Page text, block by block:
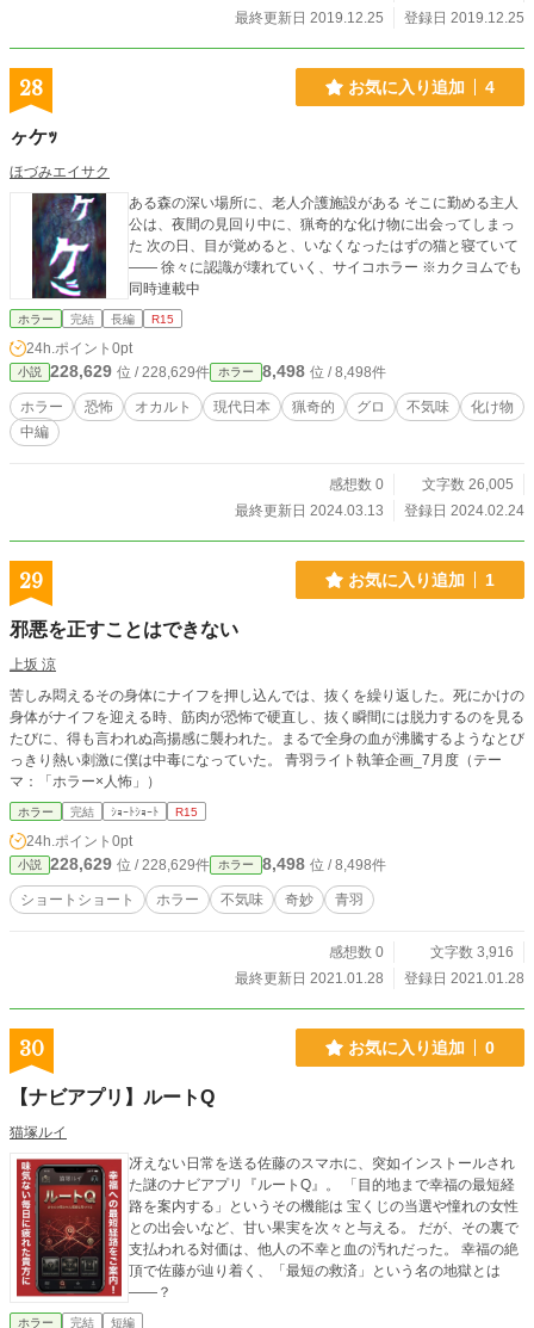
最終更新日 2019.12.25 登録日 2019.12.25
28 お気に入り追加 4
ヶケｯ
ほづみエイサク
ある森の深い場所に、老人介護施設がある そこに勤める主人
公は、夜間の見回り中に、猟奇的な化け物に出会ってしまっ
た 次の日、目が覚めると、いなくなったはずの猫と寝ていて
―― 徐々に認識が壊れていく、サイコホラー ※カクヨムでも
同時連載中
ホラー 完結 長編 R15
24h.ポイント 0pt
小説 228,629 位 / 228,629件 ホラー 8,498 位 / 8,498件
ホラー 恐怖 オカルト 現代日本 猟奇的 グロ 不気味
化け物
中編
感想数 0
文字数 26,005
最終更新日 2024.03.13
登録日 2024.02.24
29 お気に入り追加 1
邪悪を正すことはできない
上坂 涼
苦しみ悶えるその身体にナイフを押し込んでは、抜くを繰り返した。死にかけの
身体がナイフを迎える時、筋肉が恐怖で硬直し、抜く瞬間には脱力するのを見る
たびに、得も言われぬ高揚感に襲われた。まるで全身の血が沸騰するようなとび
っきり熱い刺激に僕は中毒になっていた。 青羽ライト執筆企画_7月度（テー
マ：「ホラー×人怖」）
ホラー 完結 ｼｮｰﾄｼｮｰﾄ R15
24h.ポイント 0pt
小説 228,629 位 / 228,629件 ホラー 8,498 位 / 8,498件
ショートショート ホラー 不気味 奇妙 青羽
感想数 0
文字数 3,916
最終更新日 2021.01.28
登録日 2021.01.28
30 お気に入り追加 0
【ナビアプリ】ルートQ
猫塚ルイ
冴えない日常を送る佐藤のスマホに、突如インストールされ
た謎のナビアプリ『ルートQ』。 「目的地まで幸福の最短経
路を案内する」というその機能は 宝くじの当選や憧れの女性
との出会いなど、甘い果実を次々と与える。 だが、その裏で
支払われる対価は、他人の不幸と血の汚れだった。 幸福の絶
頂で佐藤が辿り着く、「最短の救済」という名の地獄とは
——？
ホラー 完結 短編